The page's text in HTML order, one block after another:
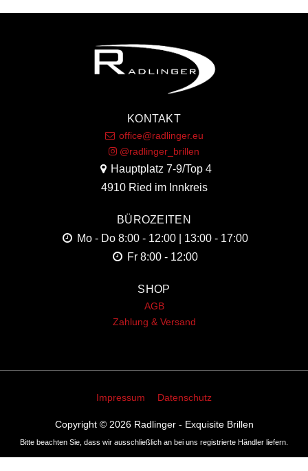
KONTAKT
office@radlinger.eu
@radlinger_brillen
Hauptplatz 7-9/Top 4
4910 Ried im Innkreis
BÜROZEITEN
Mo - Do 8:00 - 12:00 | 13:00 - 17:00
Fr 8:00 - 12:00
SHOP
AGB
Zahlung & Versand
Impressum Datenschutz
Copyright © 2026 Radlinger - Exquisite Brillen
Bitte beachten Sie, dass wir ausschließlich an bei uns registrierte Händler liefern.